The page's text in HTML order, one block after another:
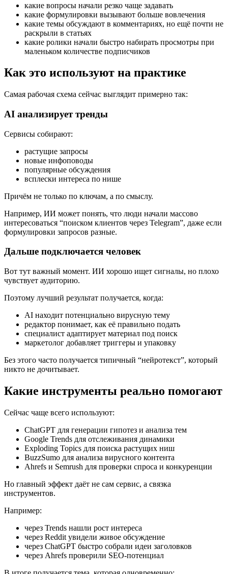
какие вопросы начали резко чаще задавать
какие формулировки вызывают больше вовлечения
какие темы обсуждают в комментариях, но ещё почти не
раскрыли в статьях
какие ролики начали быстро набирать просмотры при
маленьком количестве подписчиков
Как это используют на практике
Самая рабочая схема сейчас выглядит примерно так:
AI анализирует тренды
Сервисы собирают:
растущие запросы
новые инфоповоды
популярные обсуждения
всплески интереса по нише
Причём не только по ключам, а по смыслу.
Например, ИИ может понять, что люди начали массово
интересоваться “поиском клиентов через Telegram”, даже если
формулировки запросов разные.
Дальше подключается человек
Вот тут важный момент. ИИ хорошо ищет сигналы, но плохо
чувствует аудиторию.
Поэтому лучший результат получается, когда:
AI находит потенциально вирусную тему
редактор понимает, как её правильно подать
специалист адаптирует материал под поиск
маркетолог добавляет триггеры и упаковку
Без этого часто получается типичный “нейротекст”, который
никто не дочитывает.
Какие инструменты реально помогают
Сейчас чаще всего используют:
ChatGPT для генерации гипотез и анализа тем
Google Trends для отслеживания динамики
Exploding Topics для поиска растущих ниш
BuzzSumo для анализа вирусного контента
Ahrefs и Semrush для проверки спроса и конкуренции
Но главный эффект даёт не сам сервис, а связка
инструментов.
Например:
через Trends нашли рост интереса
через Reddit увидели живое обсуждение
через ChatGPT быстро собрали идеи заголовков
через Ahrefs проверили SEO-потенциал